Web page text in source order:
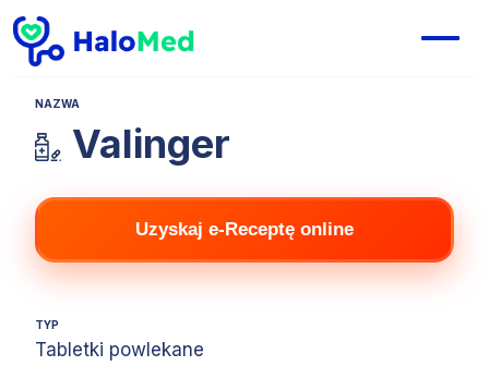
NAZWA
Valinger
Uzyskaj e-Receptę online
TYP
Tabletki powlekane